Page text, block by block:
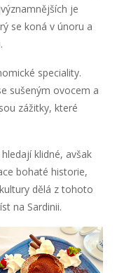
je
se koná v únoru a
speciality.
sušeným ovocem a
zážitky, které
klidné, avšak
bohaté historie,
dělá z tohoto
na Sardinii.